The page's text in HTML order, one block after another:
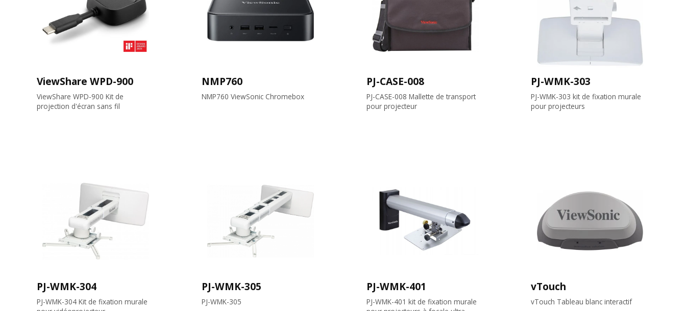
ViewShare WPD-900
ViewShare WPD-900 Kit de
projection d'écran sans fil
NMP760
NMP760 ViewSonic Chromebox
PJ-CASE-008
PJ-CASE-008 Mallette de transport
pour projecteur
PJ-WMK-303
PJ-WMK-303 kit de fixation murale
pour projecteurs
PJ-WMK-304
PJ-WMK-304 Kit de fixation murale
PJ-WMK-305
PJ-WMK-305
PJ-WMK-401
PJ-WMK-401 kit de fixation murale
vTouch
vTouch Tableau blanc interactif